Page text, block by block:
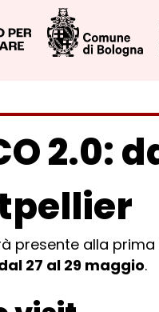
2.0:
presente alla
27 al 29 maggio.